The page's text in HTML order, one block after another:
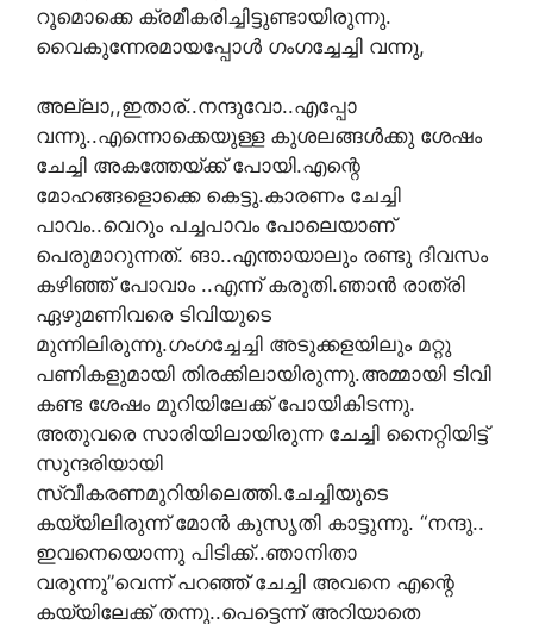
റൂമൊക്കെ ക്രമീകരിച്ചിട്ടുണ്ടായിരുന്നു.
വൈകുന്നേരമായപ്പോൾ ഗംഗച്ചേച്ചി വന്നു,
അല്ലാ,,ഇതാര്..നന്ദുവോ..എപ്പോ
വന്നു..എന്നൊക്കെയുള്ള കുശലങ്ങൾക്കു ശേഷം
ചേച്ചി അകത്തേയ്ക്ക് പോയി.എന്റെ
മോഹങ്ങളൊക്കെ കെട്ടു.കാരണം ചേച്ചി
പാവം..വെറും പച്ചപാവം പോലെയാണ്
പെരുമാറുന്നത്. ങാ..എന്തായാലും രണ്ടു ദിവസം
കഴിഞ്ഞ് പോവാം ..എന്ന് കരുതി.ഞാൻ രാത്രി
ഏഴുമണിവരെ ടിവിയുടെ
മുന്നിലിരുന്നു.ഗംഗച്ചേച്ചി അടുക്കളയിലും മറ്റു
പണികളുമായി തിരക്കിലായിരുന്നു.അമ്മായി ടിവി
കണ്ട ശേഷം മുറിയിലേക്ക് പോയികിടന്നു.
അതുവരെ സാരിയിലായിരുന്ന ചേച്ചി നൈറ്റിയിട്ട്
സുന്ദരിയായി
സ്വീകരണമുറിയിലെത്തി.ചേച്ചിയുടെ
കയ്യിലിരുന്ന് മോൻ കുസൃതി കാട്ടുന്നു. “നന്ദു..
ഇവനെയൊന്നു പിടിക്ക്..ഞാനിതാ
വരുന്നു”വെന്ന് പറഞ്ഞ് ചേച്ചി അവനെ എന്റെ
കയ്യിലേക്ക് തന്നു..പെട്ടെന്ന് അറിയാതെ